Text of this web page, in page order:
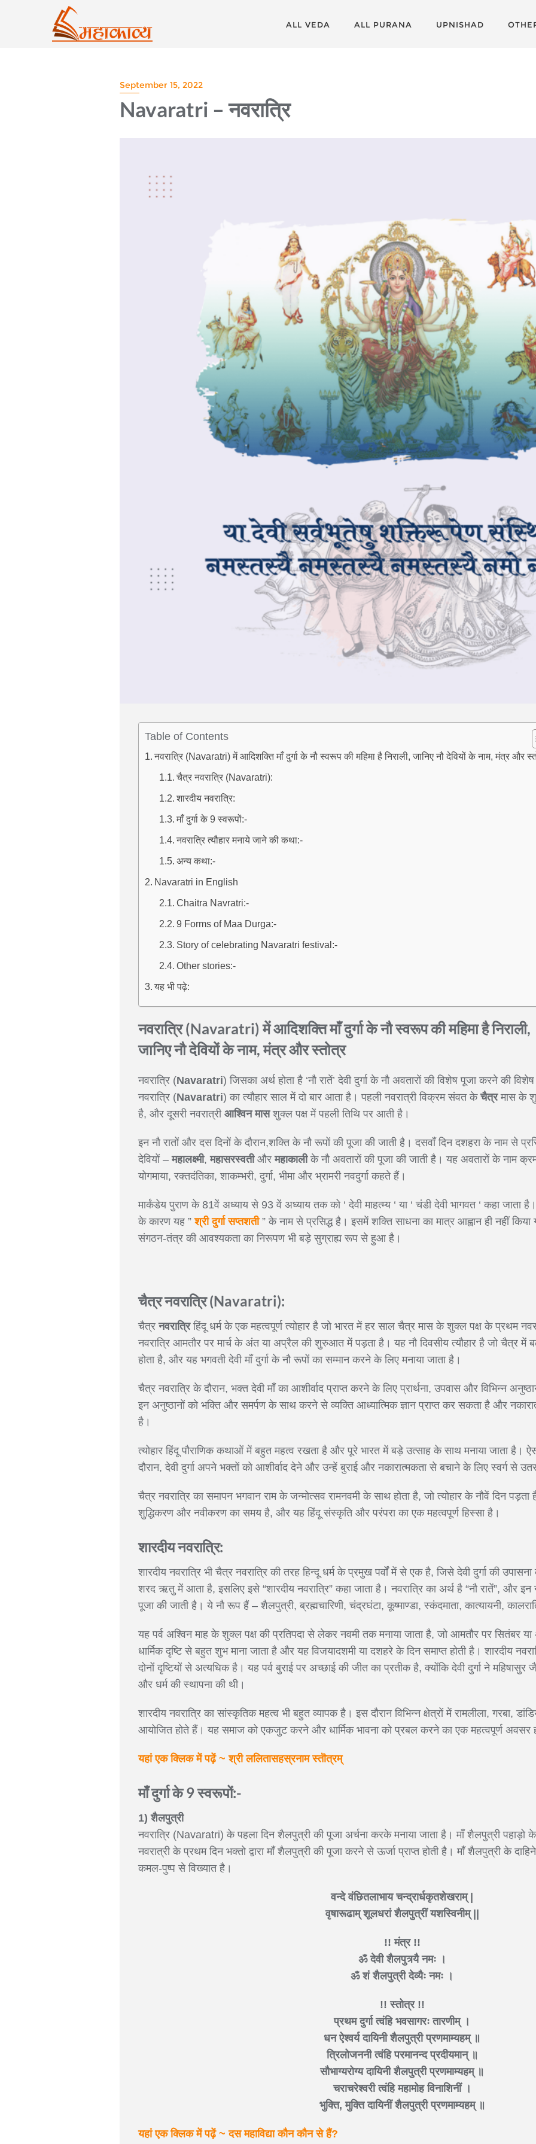
ALL VEDA ALL PURANA UPNISHAD
September 15, 2022
Navaratri – नवरात्रि
Table of Contents
नवरात्रि (Navaratri) में आदिशक्ति माँ दुर्गा के नौ स्वरूप की महिमा है निराली, जानिए नौ देवियों के नाम, मंत्र और
चैत्र नवरात्रि (Navaratri):
शारदीय नवरात्रि:
माँ दुर्गा के 9 स्वरूपों:-
नवरात्रि त्यौहार मनाये जाने की कथा:-
अन्य कथा:-
Navaratri in English
Chaitra Navratri:-
9 Forms of Maa Durga:-
Story of celebrating Navaratri festival:-
Other stories:-
यह भी पढ़े:
नवरात्रि (Navaratri) में आदिशक्ति माँ दुर्गा के नौ स्वरूप की महिमा है निराली,
जानिए नौ देवियों के नाम, मंत्र और स्तोत्र
नवरात्रि (Navaratri) जिसका अर्थ होता है ‘नौ रातें’ देवी दुर्गा के नौ अवतारों की विशेष पूजा करने की
नवरात्रि (Navaratri) का त्यौहार साल में दो बार आता है। पहली नवरात्री विक्रम संवत केचैत्रमास के
है, और दूसरी नवरात्री आश्विन मासशुक्ल पक्ष में पहली तिथि पर आती है।
इन नौ रातों और दस दिनों के दौरान,शक्ति के नौ रूपों की पूजा की जाती है। दसवाँ दिन दशहरा के नाम से
देवियों –महालक्ष्मी,महासरस्वतीऔरमहाकालीके नौ अवतारों की पूजा की जाती है। यह अवतारों के नाम
योगमाया, रक्तदंतिका, शाकम्भरी, दुर्गा, भीमा और भ्रामरी नवदुर्गा कहते हैं।
मार्कंडेय पुराण के 81वें अध्याय से 93 वें अध्याय तक को ‘ देवी माहत्म्य ‘ या ‘ चंडी देवी भागवत ‘ कहा
के कारण यह ”श्री दुर्गा सप्तशती” के नाम से प्रसिद्ध है। इसमें शक्ति साधना का मात्र आह्वान ही नहीं किया
संगठन-तंत्र की आवश्यकता का निरूपण भी बड़े सुग्राह्य रूप से हुआ है।
चैत्र नवरात्रि (Navaratri):
चैत्रनवरात्रिहिंदू धर्म के एक महत्वपूर्ण त्योहार है जो भारत में हर साल चैत्र मास के शुक्ल पक्ष के प्रथम
नवरात्रि आमतौर पर मार्च के अंत या अप्रैल की शुरुआत में पड़ता है। यह नौ दिवसीय त्यौहार है जो चैत्र
होता है, और यह भगवती देवी माँ दुर्गा के नौ रूपों का सम्मान करने के लिए मनाया जाता है।
चैत्र नवरात्रि के दौरान, भक्त देवी माँ का आशीर्वाद प्राप्त करने के लिए प्रार्थना, उपवास और विभिन्न
इन अनुष्ठानों को भक्ति और समर्पण के साथ करने से व्यक्ति आध्यात्मिक ज्ञान प्राप्त कर सकता है और
है।
त्योहार हिंदू पौराणिक कथाओं में बहुत महत्व रखता है और पूरे भारत में बड़े उत्साह के साथ मनाया जाता है।
दौरान, देवी दुर्गा अपने भक्तों को आशीर्वाद देने और उन्हें बुराई और नकारात्मकता से बचाने के लिए स्वर्ग से
चैत्र नवरात्रि का समापन भगवान राम के जन्मोत्सव रामनवमी के साथ होता है, जो त्योहार के नौवें दिन पड़ता
शुद्धिकरण और नवीकरण का समय है, और यह हिंदू संस्कृति और परंपरा का एक महत्वपूर्ण हिस्सा है।
शारदीय नवरात्रि:
शारदीय नवरात्रि भी चैत्र नवरात्रि की तरह हिन्दू धर्म के प्रमुख पर्वों में से एक है, जिसे देवी दुर्गा की
शरद ऋतु में आता है, इसलिए इसे “शारदीय नवरात्रि” कहा जाता है। नवरात्रि का अर्थ है “नौ रातें”, और इन
पूजा की जाती है। ये नौ रूप हैं – शैलपुत्री, ब्रह्मचारिणी, चंद्रघंटा, कूष्माण्डा, स्कंदमाता, कात्यायनी,
यह पर्व अश्विन माह के शुक्ल पक्ष की प्रतिपदा से लेकर नवमी तक मनाया जाता है, जो आमतौर पर सितंबर
धार्मिक दृष्टि से बहुत शुभ माना जाता है और यह विजयादशमी या दशहरे के दिन समाप्त होती है। शारदीय
दोनों दृष्टियों से अत्यधिक है। यह पर्व बुराई पर अच्छाई की जीत का प्रतीक है, क्योंकि देवी दुर्गा ने
और धर्म की स्थापना की थी।
शारदीय नवरात्रि का सांस्कृतिक महत्व भी बहुत व्यापक है। इस दौरान विभिन्न क्षेत्रों में रामलीला, गरबा,
आयोजित होते हैं। यह समाज को एकजुट करने और धार्मिक भावना को प्रबल करने का एक महत्वपूर्ण अवसर
यहां एक क्लिक में पढ़ें ~ श्री ललितासहस्रनाम स्तॊत्रम्
माँ दुर्गा के 9 स्वरूपों:-
1) शैलपुत्री
नवरात्रि (Navaratri) के पहला दिन शैलपुत्री की पूजा अर्चना करके मनाया जाता है। माँ शैलपुत्री पहाड़ो के
नवरात्री के प्रथम दिन भक्तो द्वारा माँ शैलपुत्री की पूजा करने से ऊर्जा प्राप्त होती है। माँ शैलपुत्री के
कमल-पुष्प से विख्यात है।
वन्दे वंछितलाभाय चन्द्रार्धकृतशेखराम् |
वृषारूढाम् शूलधरां शैलपुत्रीं यशस्विनीम् ||
!! मंत्र !!
ॐ देवी शैलपुत्र्यै नमः ।
ॐ शं शैलपुत्री देव्यैः नमः ।
!! स्तोत्र !!
प्रथम दुर्गा त्वंहि भवसागरः तारणीम् ।
धन ऐश्वर्य दायिनी शैलपुत्री प्रणमाम्यहम् ॥
त्रिलोजननी त्वंहि परमानन्द प्रदीयमान् ॥
सौभाग्यरोग्य दायिनी शैलपुत्री प्रणमाम्यहम् ॥
चराचरेश्वरी त्वंहि महामोह विनाशिनीं ।
भुक्ति, मुक्ति दायिनीं शैलपुत्री प्रणमाम्यहम् ॥
यहां एक क्लिक में पढ़ें ~ दस महाविद्या कौन कौन से हैं?